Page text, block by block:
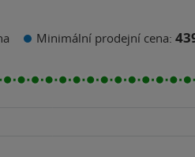
Minimální prodejní cena: